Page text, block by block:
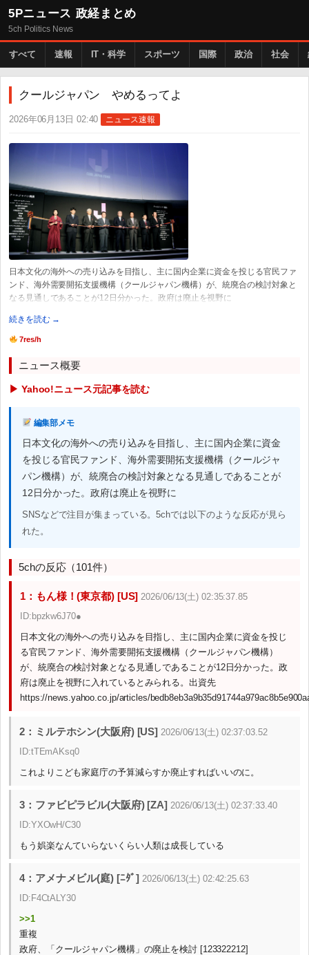
5Pニュース 政経まとめ
5ch Politics News
すべて 速報 IT・科学 スポーツ 国際 政治 社会
クールジャパン やめるってよ
2026年06月13日 02:40 ニュース速報
日本文化の海外への売り込みを目指し、主に国内企業に資金を投じる官民ファ
ンド、海外需要開拓支援機構（クールジャパン機構）が、統廃合の検討対象と
なる見通しであることが12日分かった。政府は廃止を視野に
続きを読む →
7res/h
ニュース概要
▶ Yahoo!ニュース元記事を読む
編集部メモ
日本文化の海外への売り込みを目指し、主に国内企業に資金
を投じる官民ファンド、海外需要開拓支援機構（クールジャ
パン機構）が、統廃合の検討対象となる見通しであることが
12日分かった。政府は廃止を視野に
SNSなどで注目が集まっている。5chでは以下のような反応が見ら
れた。
5chの反応（101件）
1：もん様！(東京都) [US] 2026/06/13(土) 02:35:37.85
ID:bpzkw6J70●
日本文化の海外への売り込みを目指し、主に国内企業に資金を投じ
る官民ファンド、海外需要開拓支援機構（クールジャパン機構）
が、統廃合の検討対象となる見通しであることが12日分かった。政
府は廃止を視野に入れているとみられる。出資先
https://news.yahoo.co.jp/articles/
2：ミルテホシン(大阪府) [US] 2026/06/13(土) 02:37:03.52
ID:tTEmAKsq0
これよりこども家庭庁の予算減らすか廃止すればいいのに。
3：ファビピラビル(大阪府) [ZA] 2026/06/13(土) 02:37:33.40
ID:YXOwH/C30
もう娯楽なんていらないくらい人類は成長している
4：アメナメビル(庭) [ﾆﾀﾞ] 2026/06/13(土) 02:42:25.63
ID:F4CtALY30
>>1
重複
政府、「クールジャパン機構」の廃止を検討 [123322212]